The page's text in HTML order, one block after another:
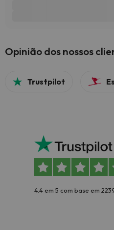
Opinião dos nossos
Trustpilot
4.4 em 5 com base em